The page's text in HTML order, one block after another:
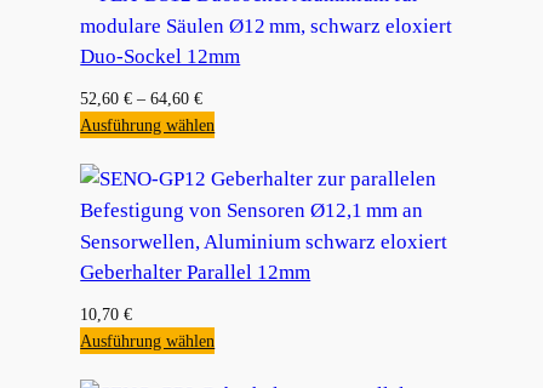
Duo-Sockel 12mm
52,60€ –64,60€
Ausführung wählen
Geberhalter Parallel 12mm
10,70€
Ausführung wählen